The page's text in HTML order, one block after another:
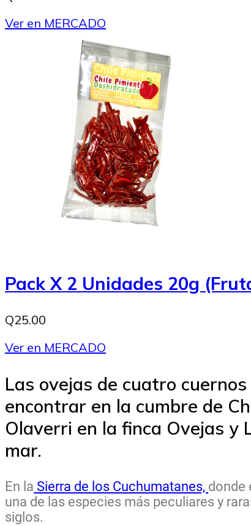
Ver en MERCADO
Pack X 2 Unidades 20g
Q25.00
Ver en MERCADO
Las ovejas de cuatro
encontrar en la cumbre de
Olaverri en la finca Ovejas y
mar.
En la Sierra de los Cuchumatanes, donde
una de las especies más peculiares y
siglos.